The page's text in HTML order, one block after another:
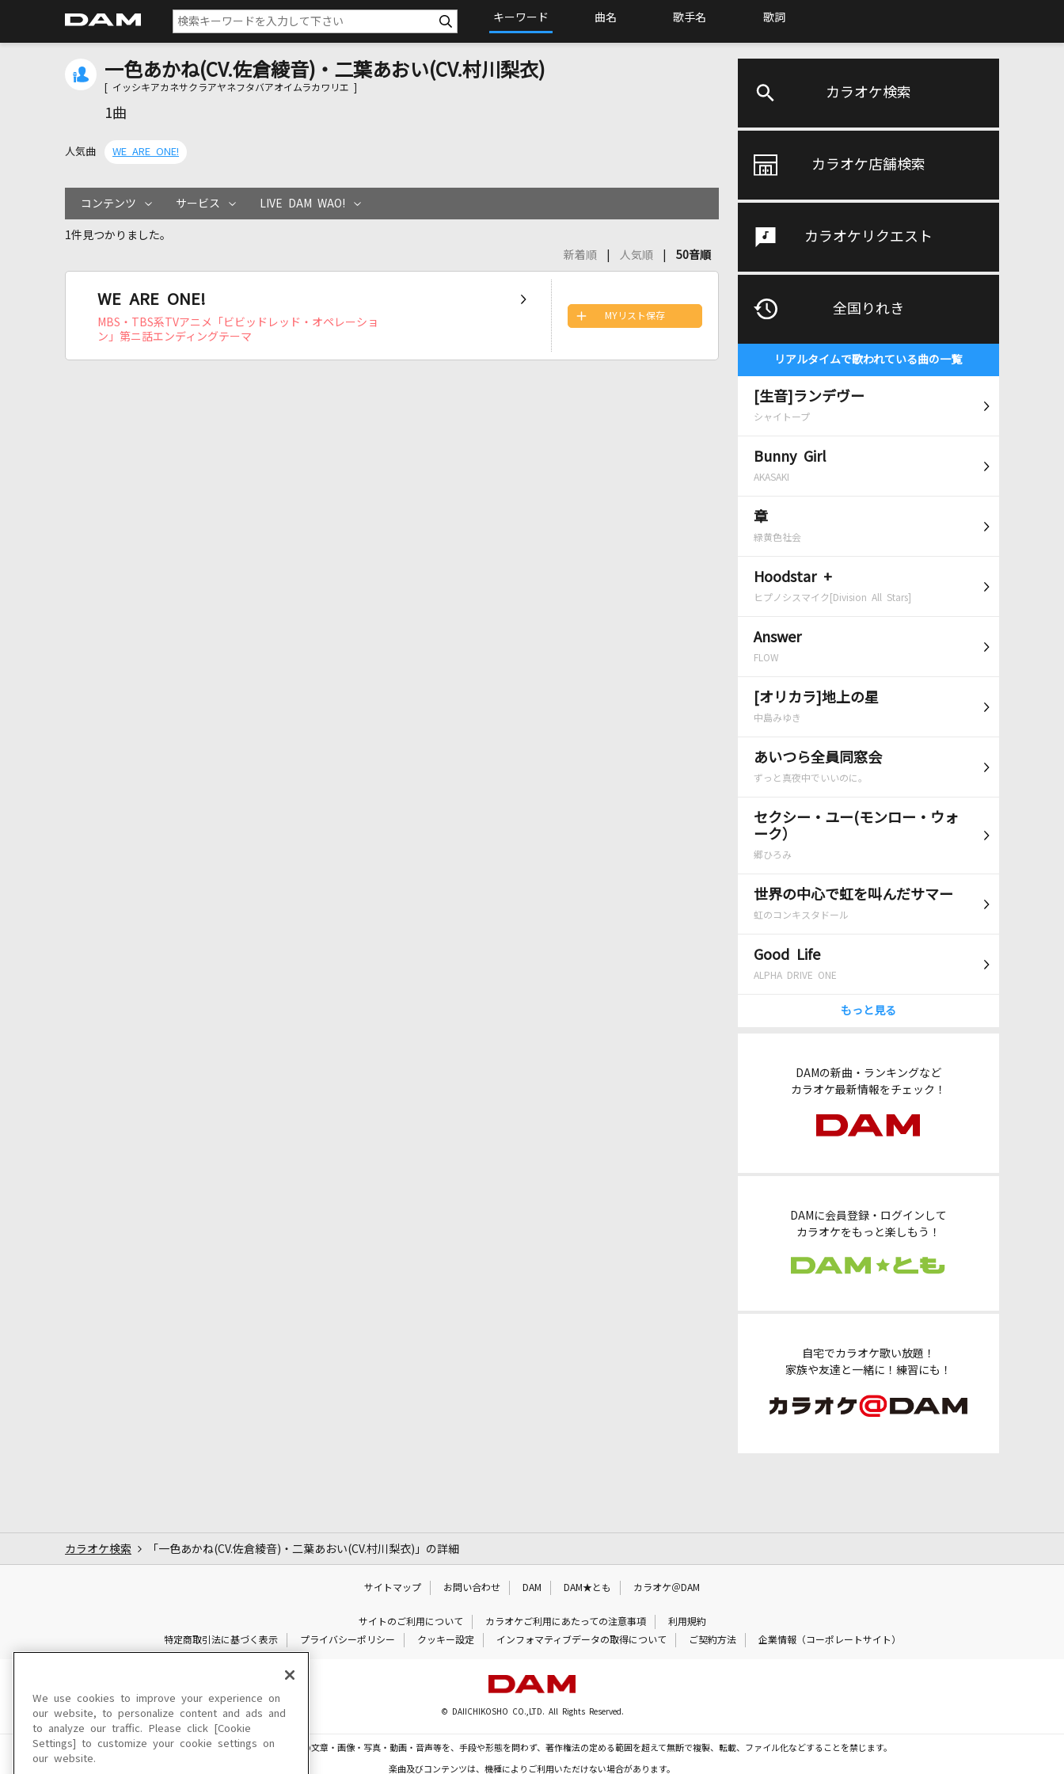
キーワード 曲名 歌手名 歌詞
カラオケ検索
カラオケ店舗検索
カラオケリクエスト
全国りれき
リアルタイムで歌われている曲の一覧
[生音]ランデヴー
シャイトープ
Bunny Girl
AKASAKI
章
緑黄色社会
Hoodstar +
ヒプノシスマイク[Division All Stars]
Answer
FLOW
[オリカラ]地上の星
中島みゆき
あいつら全員同窓会
ずっと真夜中でいいのに。
セクシー・ユー(モンロー・ウォ
ーク）
郷ひろみ
世界の中心で虹を叫んだサマー
虹のコンキスタドール
Good Life
ALPHA DRIVE ONE
もっと見る
DAMの新曲・ランキングなど
カラオケ最新情報をチェック！
DAMに会員登録・ログインして
カラオケをもっと楽しもう！
自宅でカラオケ歌い放題！
家族や友達と一緒に！練習にも！
一色あかね(CV.佐倉綾音)・二葉あおい(CV.村川梨衣)
[ イッシキアカネサクラアヤネフタバアオイムラカワリエ ]
1曲
人気曲 WE ARE ONE!
コンテンツ サービス LIVE DAM WAO!
1件見つかりました。
新着順
人気順 50音順
WE ARE ONE!
MBS・TBS系TVアニメ「ビビッドレッド・オペレーショ
ン」第ニ話エンディングテーマ
MYリスト保存
カラオケ検索 「一色あかね(CV.佐倉綾音)・二葉あおい(CV.村川梨衣)」の詳細
サイトマップ お問い合わせ DAM DAM★とも カラオケ＠DAM
サイトのご利用について カラオケご利用にあたっての注意事項
利用規約
特定商取引法に基づく表示
プライバシーポリシー クッキー設定 インフォマティブデータの取得について ご契約方法 企業情報（コーポレートサイト）
© DAIICHIKOSHO CO.,LTD. All Rights Reserved.
このサイトに掲載されている一切の文章・画像・写真・動画・音声等を、手段や形態を問わず、著作権法の定める範囲を超えて無断で複製、転載、ファイル化などすることを禁じます。
楽曲及びコンテンツは、機種によりご利用いただけない場合があります。
We use cookies to improve your experience on
our website, to personalize content and ads and
to analyze our traffic. Please click [Cookie
Settings] to customize your cookie settings on
our website.